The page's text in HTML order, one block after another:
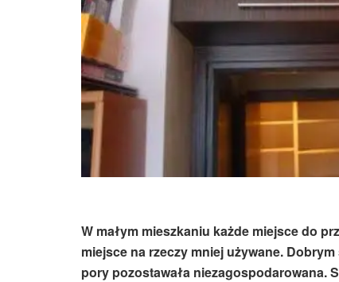
W małym mieszkaniu każde miejsce do
miejsce na rzeczy mniej używane.
pory pozostawała niezagospodarowana.